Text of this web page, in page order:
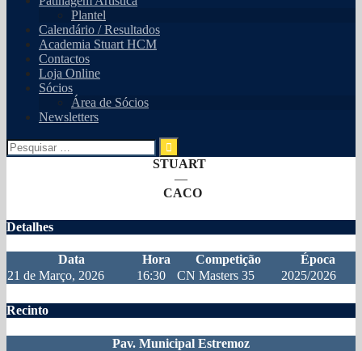
Plantel
Calendário / Resultados
Academia Stuart HCM
Contactos
Loja Online
Sócios
Área de Sócios
Newsletters
Pesquisar
por:
STUART
—
CACO
Detalhes
Data Hora Competição
Época
21 de Março, 2026
16:30 CN Masters 35 2025/2026
Recinto
Pav. Municipal Estremoz